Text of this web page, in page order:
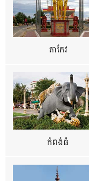
តាកែវ
កំពង់ធំ